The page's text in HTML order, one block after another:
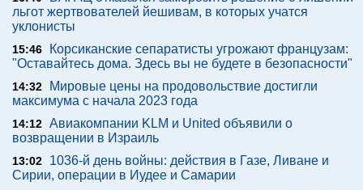
льгот жертвователей йешивам, в которых учатся
уклонисты
15:46
Корсиканские сепаратисты угрожают французам:
"Оставайтесь дома. Здесь вы не будете в безопасности"
14:32
Мировые цены на продовольствие достигли
максимума с начала 2023 года
14:12 Авиакомпании KLM и United объявили о
возвращении в Израиль
13:02
1036-й день войны: действия в Газе, Ливане и
Сирии, операции в Иудее и Самарии